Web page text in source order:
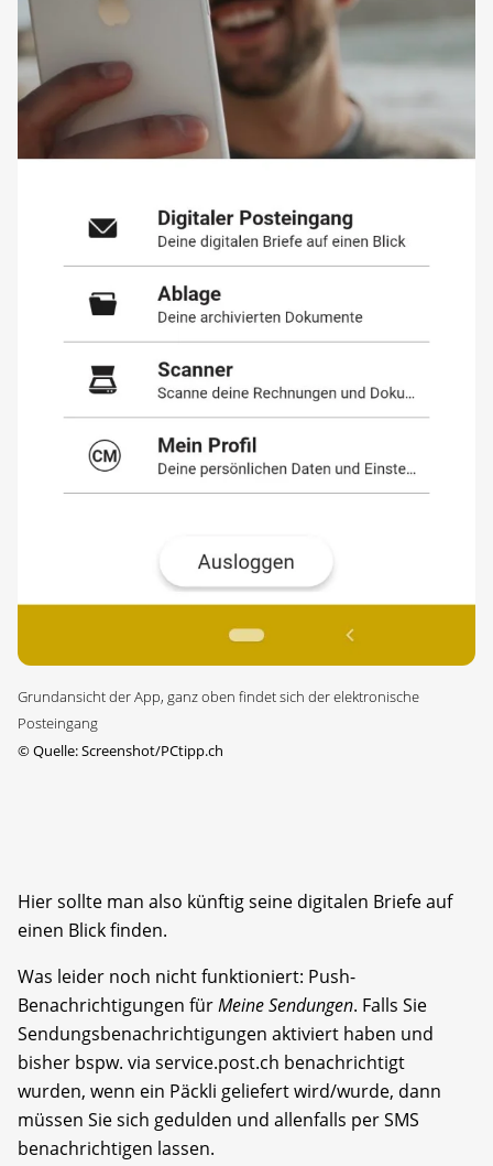
Grundansicht der App, ganz oben findet sich der elektronische
Posteingang
©Quelle: Screenshot/PCtipp.ch
Hier sollte man also künftig seine digitalen Briefe auf
einen Blick finden.
Was leider noch nicht funktioniert: Push-
Benachrichtigungen fürMeine Sendungen. Falls Sie
Sendungsbenachrichtigungen aktiviert haben und
bisher bspw. via service.post.ch benachrichtigt
wurden, wenn ein Päckli geliefert wird/wurde, dann
müssen Sie sich gedulden und allenfalls per SMS
benachrichtigen lassen.